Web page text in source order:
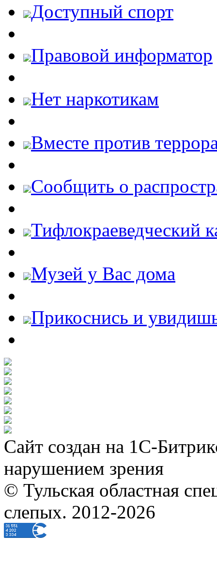
Доступный спорт
Правовой информатор
Нет наркотикам
Вместе против
Cообщить о
Тифлокраеведческий
Музей у Вас дома
Прикоснись и
Сайт создан на 1С-
нарушением зрения
© Тульская областная
слепых. 2012-2026